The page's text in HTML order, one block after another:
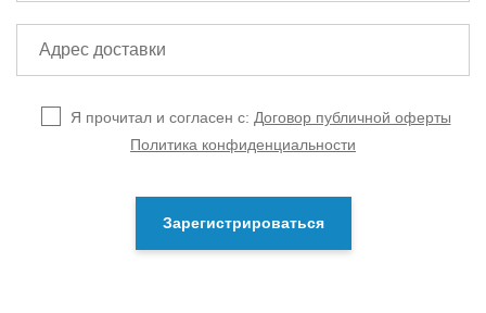
Я прочитал и согласен с: Договор публичной оферты
Политика конфиденциальности
Зарегистрироваться